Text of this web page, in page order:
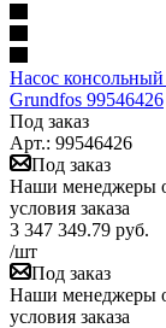
Насос
Grundfos 99546426
Под заказ
Арт.: 99546426
Под заказ
Наши менеджеры
условия заказа
3 347 349.79 руб.
/шт
Под заказ
Наши менеджеры
условия заказа